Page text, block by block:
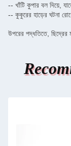
-- খাঁটি কুপার বল দিয়ে,
-- কুকুরের হাড়ের ঘটনা
উপরের পদ্ধতিতে, ছিদ্রের